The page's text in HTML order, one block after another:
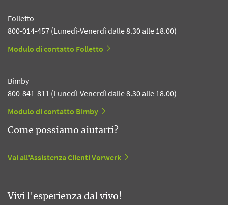
Folletto
800-014-457 (Lunedì-Venerdì dalle 8.30 alle 18.00)
Modulo di contatto Folletto
Bimby
800-841-811 (Lunedì-Venerdì dalle 8.30 alle 18.00)
Modulo di contatto Bimby
Come possiamo aiutarti?
Vai all'Assistenza Clienti Vorwerk
Vivi l'esperienza dal vivo!